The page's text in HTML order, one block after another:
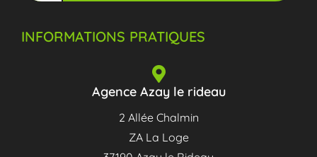
INFORMATIONS PRATIQUES
Agence Azay le rideau
2 Allée Chalmin
ZA La Loge